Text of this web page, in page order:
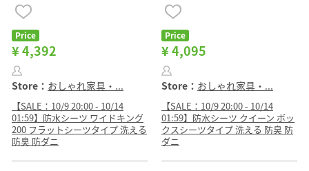
Price
¥ 4,392
Store： おしゃれ家具・...
【SALE：10/9 20:00 - 10/14
01:59】防水シーツ ワイドキング
200 フラットシーツタイプ 洗える
防臭 防ダニ
Price
¥ 4,095
Store： おしゃれ家具・...
【SALE：10/9 20:00 - 10/14
01:59】防水シーツ クイーン ボッ
クスシーツタイプ 洗える 防臭 防
ダニ